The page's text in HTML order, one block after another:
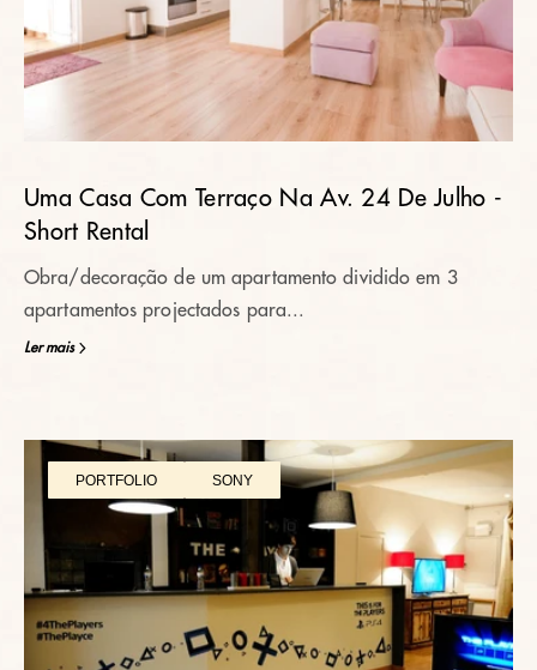
Uma Casa Com Terraço Na Av. 24 De Julho -
Short Rental
Obra/decoração de um apartamento dividido em 3
apartamentos projectados para...
Ler mais
PORTFOLIO SONY